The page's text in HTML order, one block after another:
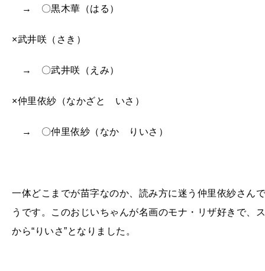
→ 〇黒木華（はる）
×武井咲（さき）
→ 〇武井咲（えみ）
×仲里依紗（なかざと いさ）
→ 〇仲里依紗（なか りいさ）
一体どこまでが苗字なのか、読み方に迷う仲里依紗さん
うです。このおじいちゃんが名画のモナ・リザ好きで、
から“りいさ”となりました。